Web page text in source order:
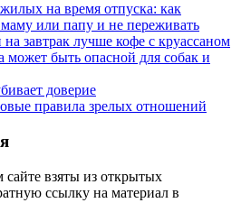
на время отпуска: как
или папу и не переживать
завтрак лучше кофе с круассаном
может быть опасной для собак и
доверие
правила зрелых отношений
взяты из открытых
ссылку на материал в